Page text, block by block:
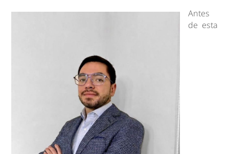
Antes
de esta